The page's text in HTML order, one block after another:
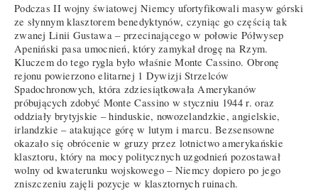
Podczas II wojny światowej Niemcy ufortyfikowali masyw górski
ze słynnym klasztorem benedyktynów, czyniąc go częścią tak
zwanej Linii Gustawa – przecinającego w połowie Półwysep
Apeniński pasa umocnień, który zamykał drogę na Rzym.
Kluczem do tego rygla było właśnie Monte Cassino. Obronę
rejonu powierzono elitarnej 1 Dywizji Strzelców
Spadochronowych, która zdziesiątkowała Amerykanów
próbujących zdobyć Monte Cassino w styczniu 1944 r. oraz
oddziały brytyjskie – hinduskie, nowozelandzkie, angielskie,
irlandzkie – atakujące górę w lutym i marcu. Bezsensowne
okazało się obrócenie w gruzy przez lotnictwo amerykańskie
klasztoru, który na mocy politycznych uzgodnień pozostawał
wolny od kwaterunku wojskowego – Niemcy dopiero po jego
zniszczeniu zajęli pozycje w klasztornych ruinach.